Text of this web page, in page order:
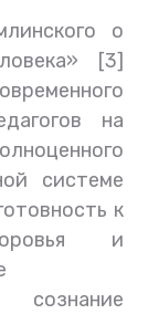
о
[3]
на
системе
к
и
сознание